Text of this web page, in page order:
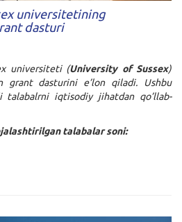
universitetining
dasturi
universiteti (University of Sussex)
grant dasturini e’lon qiladi. Ushbu
iqtisodiy jihatdan qo’llab-
talabalar soni: